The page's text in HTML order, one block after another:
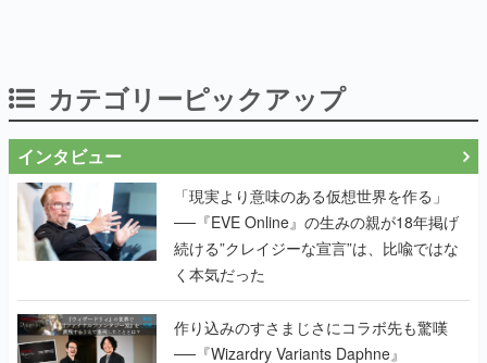
「現実より意味のある仮想世界を作る」
──『EVE Online』の生みの親が18年掲げ
く本気だった
作り込みのすさまじさにコラボ先も驚嘆
──『Wizardry Variants Daphne』
×『FFXI』コラボが期間限定なのにジョブ
もキャラも武器も戦闘システムもワンオフ
で作り込まれた理由を両ディレクターに聞